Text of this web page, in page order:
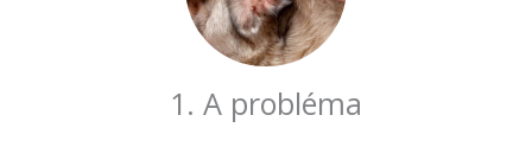
1. A probléma